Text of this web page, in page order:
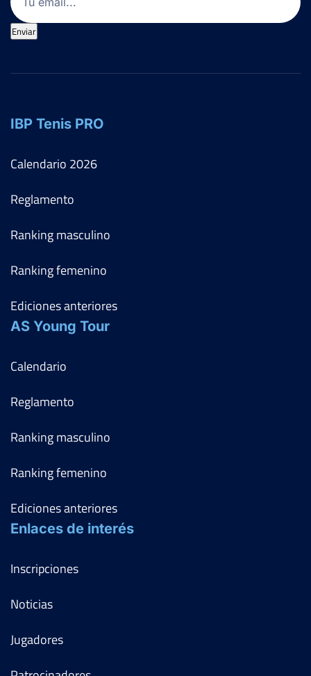
Enviar
IBP Tenis PRO
Calendario 2026
Reglamento
Ranking masculino
Ranking femenino
Ediciones anteriores
AS Young Tour
Calendario
Reglamento
Ranking masculino
Ranking femenino
Ediciones anteriores
Enlaces de interés
Inscripciones
Noticias
Jugadores